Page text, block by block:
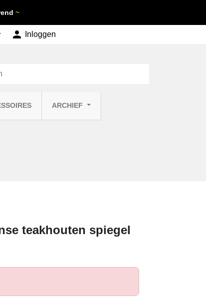
~
 Inloggen
ARCHIEF
teakhouten spiegel